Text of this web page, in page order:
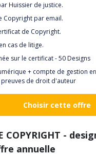
Huissier de justice.
Copyright par email.
de Copyright.
cas de litige.
sur le certificat - 50 Designs
+ compte de gestion
preuves de droit d'auteur
Choisir cette offre
COPYRIGHT -
annuelle